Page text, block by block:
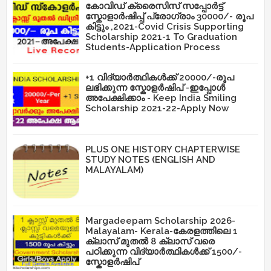
കോവിഡ് ക്രൈസിസ് സപ്പോർട്ട്
സ്കോളാർഷിപ്പ് പ്രോഗ്രാം 30000/- രൂപ
കിട്ടും ,2021-Covid Crisis Supporting
Scholarship 2021-1 To Graduation
Students-Application Process
+1 വിദ്യാർത്ഥികൾക്ക് 20000/-രൂപ
ലഭിക്കുന്ന സ്കോളർഷിപ് -ഇപ്പോൾ
അപേക്ഷിക്കാം - Keep India Smiling
Scholarship 2021-22-Apply Now
PLUS ONE HISTORY CHAPTERWISE
STUDY NOTES (ENGLISH AND
MALAYALAM)
Margadeepam Scholarship 2026-
Malayalam- Kerala-കേരളത്തിലെ 1
ക്ലാസ് മുതൽ 8 ക്ലാസ് വരെ
പഠിക്കുന്ന വിദ്യാർത്ഥികൾക്ക് 1500/-
സ്കോളർഷിപ്